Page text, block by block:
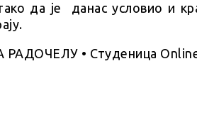
да је данас условио и